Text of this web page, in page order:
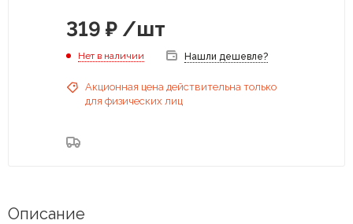
319 ₽ /шт
Нет в наличии Нашли дешевле?
Акционная цена действительна только
для физических лиц
Описание